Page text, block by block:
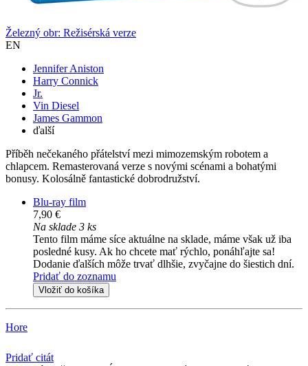
Železný obr: Režisérská verze
EN
Jennifer Aniston
Harry Connick
Jr.
Vin Diesel
James Gammon
ďalší
Příběh nečekaného přátelství mezi mimozemským robotem a
chlapcem. Remasterovaná verze s novými scénami a bohatými
bonusy. Kolosálně fantastické dobrodružství.
Blu-ray film
7,90 €
Na sklade 3 ks
Tento film máme síce aktuálne na sklade, máme však už iba
posledné kusy. Ak ho chcete mať rýchlo, ponáhľajte sa!
Dodanie ďalších môže trvať dlhšie, zvyčajne do šiestich dní.
Pridať do zoznamu
Vložiť do košíka
Hore
Pridať citát